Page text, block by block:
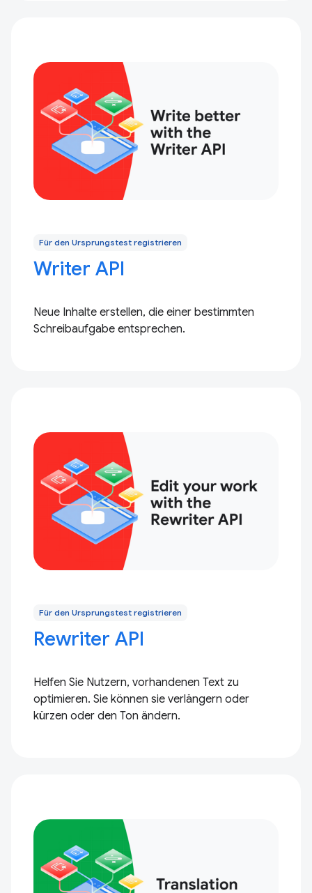
Für den Ursprungstest registrieren
Writer API
Neue Inhalte erstellen, die einer bestimmten
Schreibaufgabe entsprechen.
Für den Ursprungstest registrieren
Rewriter API
Helfen Sie Nutzern, vorhandenen Text zu
optimieren. Sie können sie verlängern oder
kürzen oder den Ton ändern.